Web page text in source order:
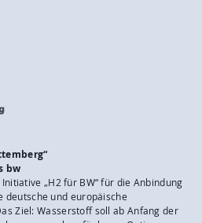
terranets-
@terranetsbw
bw
„H2 für BW“ für die Anbindung
deutsche und europäische
Ziel: Wasserstoff soll ab Anfang der